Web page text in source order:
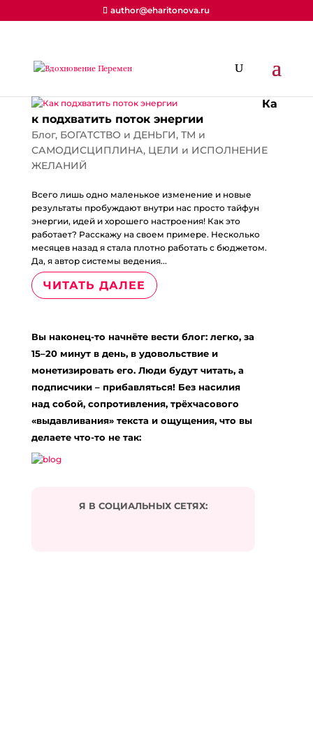
author@eharitonova.ru
Ка
к подхватить поток энергии
Блог, БОГАТСТВО и ДЕНЬГИ, ТМ и
САМОДИСЦИПЛИНА, ЦЕЛИ и ИСПОЛНЕНИЕ
ЖЕЛАНИЙ
Всего лишь одно маленькое изменение и новые
результаты пробуждают внутри нас просто тайфун
энергии, идей и хорошего настроения! Как это
работает? Расскажу на своем примере. Несколько
месяцев назад я стала плотно работать с бюджетом.
Да, я автор системы ведения...
ЧИТАТЬ ДАЛЕЕ
Вы наконец-то начнёте вести блог: легко, за
15–20 минут в день, в удовольствие и
монетизировать его. Люди будут читать, а
подписчики – прибавляться! Без насилия
над собой, сопротивления, трёхчасового
«выдавливания» текста и ощущения, что вы
делаете что-то не так:
Я В СОЦИАЛЬНЫХ СЕТЯХ: